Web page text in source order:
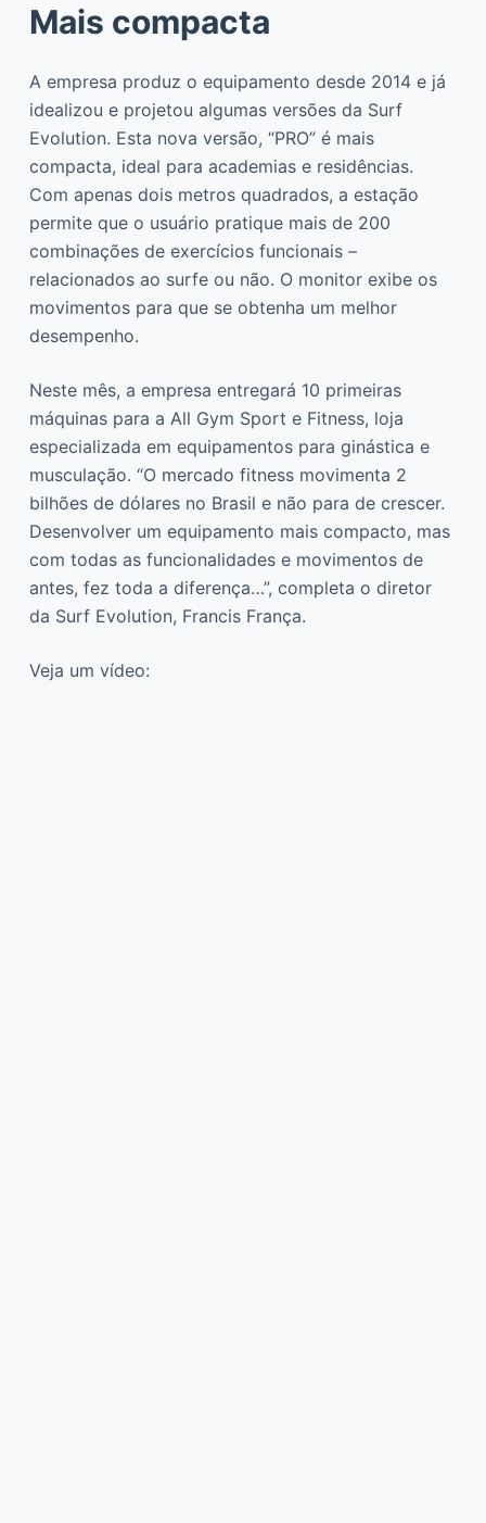
Mais compacta
A empresa produz o equipamento desde 2014 e já
idealizou e projetou algumas versões da Surf
Evolution. Esta nova versão, “PRO” é mais
compacta, ideal para academias e residências.
Com apenas dois metros quadrados, a estação
permite que o usuário pratique mais de 200
combinações de exercícios funcionais –
relacionados ao surfe ou não. O monitor exibe os
movimentos para que se obtenha um melhor
desempenho.
Neste mês, a empresa entregará 10 primeiras
máquinas para a All Gym Sport e Fitness, loja
especializada em equipamentos para ginástica e
musculação. “O mercado fitness movimenta 2
bilhões de dólares no Brasil e não para de crescer.
Desenvolver um equipamento mais compacto, mas
com todas as funcionalidades e movimentos de
antes, fez toda a diferença…”, completa o diretor
da Surf Evolution, Francis França.
Veja um vídeo: